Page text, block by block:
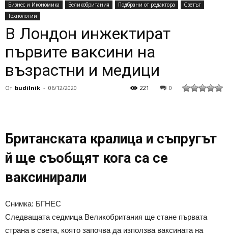
Бизнес и Икономика Великобритания Подбрани от редактора
Светът
Технологии
В Лондон инжектират
първите ваксини на
възрастни и медици
От budilnik - 06/12/2020 0
221
Британската кралица и съпругът
й ще съобщят кога са се
ваксинирали
Снимка: БГНЕС
Следващата седмица Великобритания ще стане първата
страна в света, която започва да използва ваксината на